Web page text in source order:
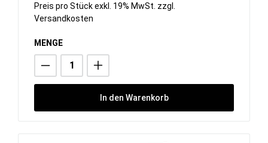
Preis pro Stück exkl. 19% MwSt. zzgl.
Versandkosten
MENGE
In den Warenkorb